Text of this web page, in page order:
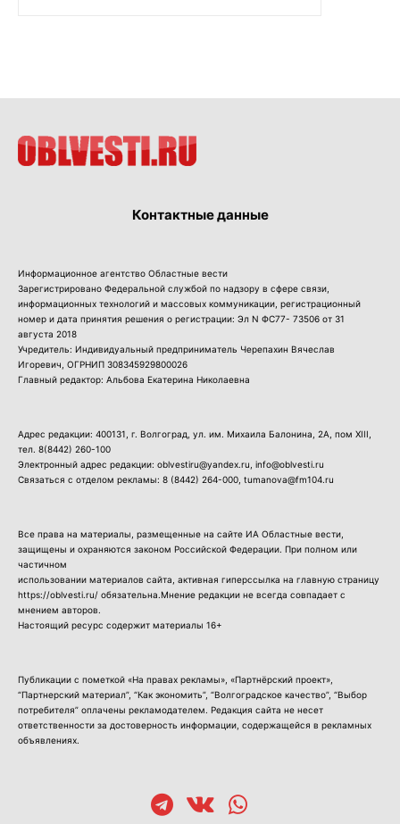
Контактные данные
Информационное агентство Областные вести
Зарегистрировано Федеральной службой по надзору в сфере связи,
информационных технологий и массовых коммуникации, регистрационный
номер и дата принятия решения о регистрации: Эл N ФС77- 73506 от 31
августа 2018
Учредитель: Индивидуальный предприниматель Черепахин Вячеслав
Игоревич, ОГРНИП 308345929800026
Главный редактор: Альбова Екатерина Николаевна
Адрес редакции: 400131, г. Волгоград, ул. им. Михаила Балонина, 2А, пом XIII,
тел. 8(8442) 260-100
Электронный адрес редакции: oblvestiru@yandex.ru, info@oblvesti.ru
Связаться с отделом рекламы: 8 (8442) 264-000 , tumanova@fm104.ru
Все права на материалы, размещенные на сайте ИА Областные вести,
защищены и охраняются законом Российской Федерации. При полном или
частичном
использовании материалов сайта, активная гиперссылка на главную страницу
https://oblvesti.ru/ обязательна.Мнение редакции не всегда совпадает с
мнением авторов.
Настоящий ресурс содержит материалы 16+
Публикации с пометкой «На правах рекламы», «Партнёрский проект»,
“Партнерский материал”, “Как экономить”, “Волгоградское качество”, “Выбор
потребителя” оплачены рекламодателем. Редакция сайта не несет
ответственности за достоверность информации, содержащейся в рекламных
объявлениях.